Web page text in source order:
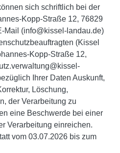
sich schriftlich bei der
Kopp-Straße 12, 76829
Mail (info@kissel-landau.de)
(Kissel
Kopp-Straße 12,
Ihrer Daten Auskunft,
Löschung,
der Verarbeitung zu
eine Beschwerde bei einer
Verarbeitung einreichen.
vom 03.07.2026 bis zum